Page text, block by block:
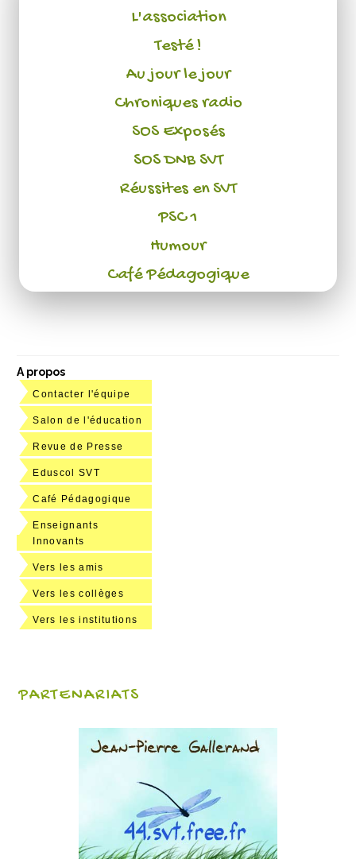
L'association
Testé !
Au jour le jour
Chroniques radio
SOS Exposés
SOS DNB SVT
Réussites en SVT
PSC 1
Humour
Café Pédagogique
A propos
Contacter l'équipe
Salon de l'éducation
Revue de Presse
Eduscol SVT
Café Pédagogique
Enseignants
Innovants
Vers les amis
Vers les collèges
Vers les institutions
PARTENARIATS